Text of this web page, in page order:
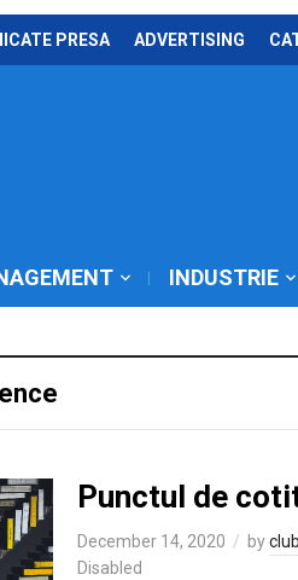
PRESA ADVERTISING
INDUSTRIE
Punctul de
December 14, 2020 by
Disabled